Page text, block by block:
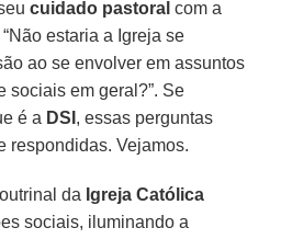
cuidado pastoral com a
“Não estaria a Igreja se
ao se envolver em assuntos
sociais em geral?”. Se
é a DSI , essas perguntas
respondidas. Vejamos.
da Igreja Católica
sociais, iluminando a